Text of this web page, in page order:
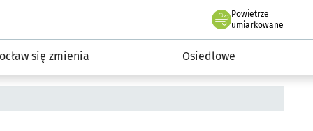
- miejskie inwestycje 2019-2032
Powietrze
we Wrocławiu
umiarkowane
się zmienia Osiedlowe